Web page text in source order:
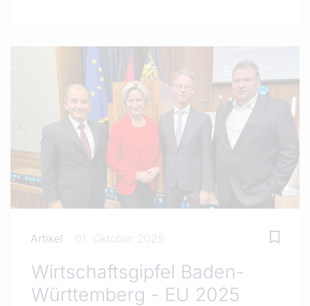
Artikel 01. Oktober 2025
Wirtschaftsgipfel Baden-
Württemberg - EU 2025